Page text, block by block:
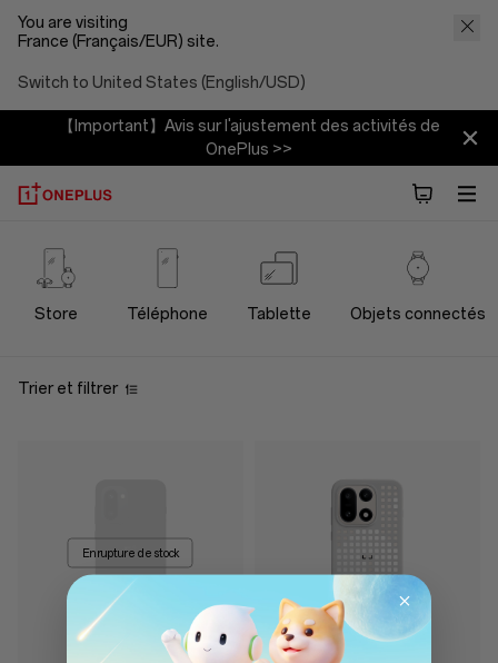
You are visiting
France (Français/EUR) site.
Switch to United States (English/USD)
【Important】Avis sur l'ajustement des activités de
OnePlus >>
OnePlus
Cases
Store
Store Téléphone Tablette Objets connectés
Trier et filtrer
En rupture de stock